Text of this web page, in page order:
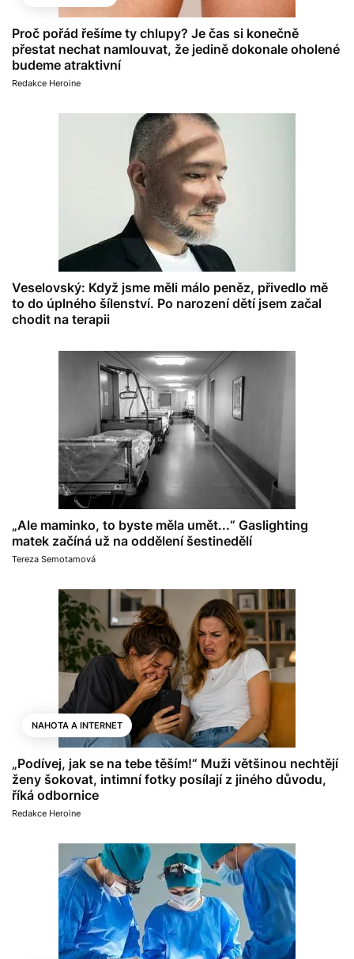
Proč pořád řešíme ty chlupy? Je čas si konečně
přestat nechat namlouvat, že jedině dokonale oholené
budeme atraktivní
Redakce Heroine
Veselovský: Když jsme měli málo peněz, přivedlo mě
to do úplného šílenství. Po narození dětí jsem začal
chodit na terapii
„Ale maminko, to byste měla umět...“ Gaslighting
matek začíná už na oddělení šestinedělí
Tereza Semotamová
NAHOTA A INTERNET
„Podívej, jak se na tebe těším!“ Muži většinou nechtějí
ženy šokovat, intimní fotky posílají z jiného důvodu,
říká odbornice
Redakce Heroine